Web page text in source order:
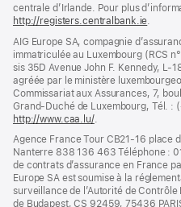
centrale d’Irlande. Pour plus
http://registers.centralbank.ie(s’ouvre
une
.
AIG Europe SA, compagnie
immatriculée au Luxembourg (RCS
sis 35D Avenue John F. Kennedy, L-
agréée par le ministère
Commissariat aux Assurances, 7,
Grand-Duché de Luxembourg, Tél. :
http://www.caa.lu/(s’ouvre
une
nouvelle
fenêtre)
.
Agence France Tour CB21-16 place
Nanterre 838 136 463 Téléphone :
de contrats d’assurance en France
Europe SA est soumise à la
surveillance de l’Autorité de
de Budapest, CS 92459, 75436